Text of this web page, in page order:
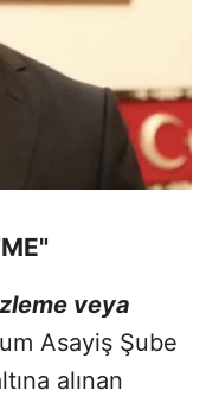
veya
Asayiş Şube
alınan